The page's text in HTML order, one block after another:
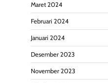
Maret 2024
Februari 2024
Januari 2024
Desember 2023
November 2023